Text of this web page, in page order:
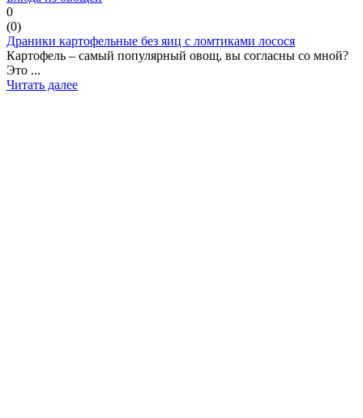
0
(0)
Драники картофельные без яиц с ломтиками лосося
Картофель – самый популярный овощ, вы согласны со мной?
Это ...
Читать далее